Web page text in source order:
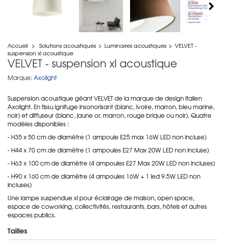
Accueil > Solutions acoustiques > Luminaires acoustiques > VELVET -
suspension xl acoustique
VELVET - suspension xl acoustique
Marque: Axolight
Suspension acoustique géant VELVET de la marque de design italien
Axolight. En tissu ignifuge insonorisant (blanc, ivoire, marron, bleu marine,
noir) et diffuseur (blanc, jaune or, marron, rouge brique ou noir). Quatre
modèles disponibles :
- H35 x 50 cm de diamètre (1 ampoule E25 max 16W LED non incluse)
- H44 x 70 cm de diamètre (1 ampoules E27 Max 20W LED non incluse)
- H63 x 100 cm de diamètre (4 ampoules E27 Max 20W LED non incluses)
- H90 x 160 cm de diamètre (4 ampoules 16W + 1 led 9.5W LED non
incluses)
Une lampe suspendue xl pour éclairage de maison, open space,
espace de coworking, collectivités, restaurants, bars, hôtels et autres
espaces publics.
Tailles